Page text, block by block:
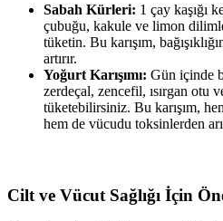
Sabah Kürleri: 1 çay kaşığı
çubuğu, kakule ve limon
tüketin. Bu karışım,
artırır.
Yoğurt Karışımı: Gün içinde
zerdeçal, zencefil, ısırgan otu
tüketebilirsiniz. Bu karışım,
hem de vücudu toksinlerden
Cilt ve Vücut Sağlığı İçin